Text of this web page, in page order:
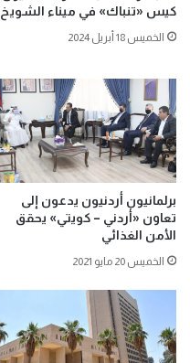
كيس «تنباك» في ميناء الشويخ
الخميس 18 أبريل 2024
برلمانيون أردنيون يدعون إلى
تعاون «أردني – كويتي» يحقق
الأمن الغذائي
الخميس 20 مايو 2021